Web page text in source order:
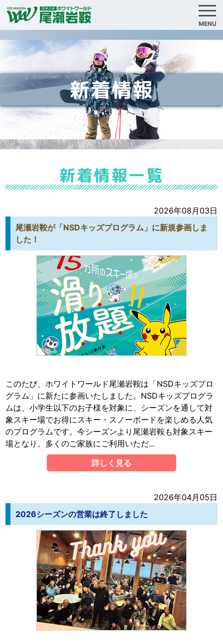
MENU
新着情報
新着情報一覧
2026年08月03日
尾瀬岩鞍が「NSDキッズプログラム」に新規参画しま
した！
このたび、ホワイトワールド尾瀬岩鞍は「NSDキッズプロ
グラム」に新たに参画いたしました。NSDキッズプログラ
ムは、小学生以下のお子様を対象に、シーズンを通して対
象スキー場でお得にスキー・スノーボードを楽しめる人気
のプログラムです。今シーズンより尾瀬岩鞍も対象スキー
場となり、多くのご家族にご利用いただ...
詳しく見る
2026年04月05日
2026シーズンの営業は終了しました